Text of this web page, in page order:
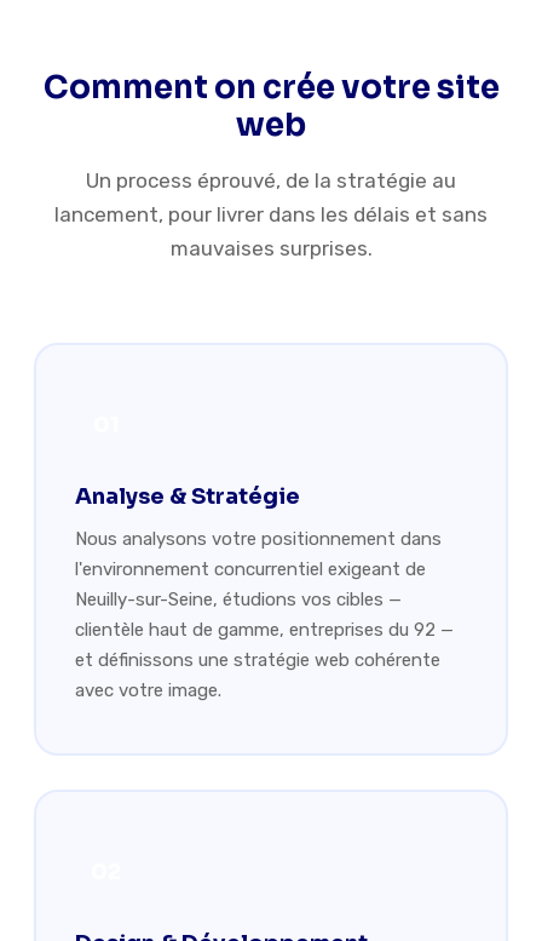
Comment on crée votre site
web
Un process éprouvé, de la stratégie au
lancement, pour livrer dans les délais et sans
mauvaises surprises.
Analyse & Stratégie
Nous analysons votre positionnement dans
l'environnement concurrentiel exigeant de
Neuilly-sur-Seine, étudions vos cibles —
clientèle haut de gamme, entreprises du 92 —
et définissons une stratégie web cohérente
avec votre image.